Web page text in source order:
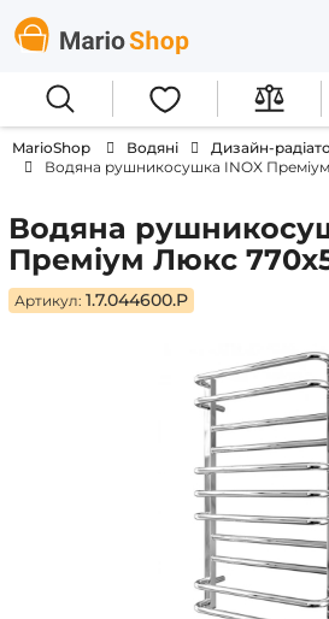
MarioShop Водяні
Дизайн-
Водяна рушникосушка INOX
Водяна
Преміум Люкс
Артикул: 1.7.044600.P